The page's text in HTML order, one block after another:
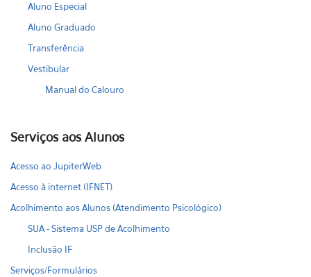
Aluno Especial
Aluno Graduado
Transferência
Vestibular
Manual do Calouro
Serviços aos Alunos
Acesso ao JupiterWeb
Acesso à internet (IFNET)
Acolhimento aos Alunos (Atendimento Psicológico)
SUA - Sistema USP de Acolhimento
Inclusão IF
Serviços/Formulários